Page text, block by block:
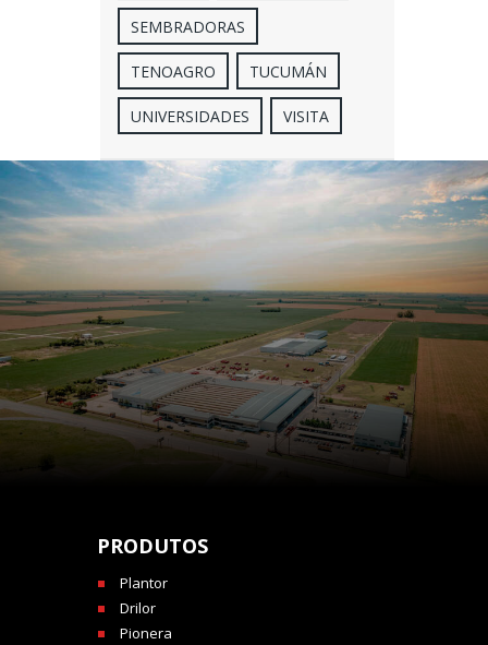
SEMBRADORAS
TENOAGRO TUCUMÁN
UNIVERSIDADES VISITA
PRODUTOS
Plantor
Drilor
Pionera